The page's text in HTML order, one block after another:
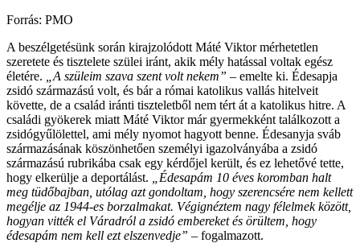
Forrás: PMO
A beszélgetésünk során kirajzolódott Máté Viktor mérhetetlen
szeretete és tisztelete szülei iránt, akik mély hatással voltak egész
életére. „A szüleim szava szent volt nekem” – emelte ki. Édesapja
zsidó származású volt, és bár a római katolikus vallás hitelveit
követte, de a család iránti tiszteletből nem tért át a katolikus hitre. A
családi gyökerek miatt Máté Viktor már gyermekként találkozott a
zsidógyűlölettel, ami mély nyomot hagyott benne. Édesanyja sváb
származásának köszönhetően személyi igazolványába a zsidó
származású rubrikába csak egy kérdőjel került, és ez lehetővé tette,
hogy elkerülje a deportálást. „Édesapám 10 éves koromban halt
meg tüdőbajban, utólag azt gondoltam, hogy szerencsére nem kellett
megélje az 1944-es borzalmakat. Végignéztem nagy félelmek között,
hogyan vitték el Váradról a zsidó embereket és örültem, hogy
édesapám nem kell ezt elszenvedje” – fogalmazott.